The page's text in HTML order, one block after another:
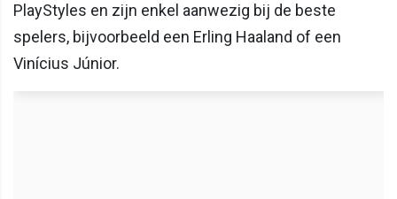
PlayStyles en zijn enkel aanwezig bij de beste
spelers, bijvoorbeeld een Erling Haaland of een
Vinícius Júnior.